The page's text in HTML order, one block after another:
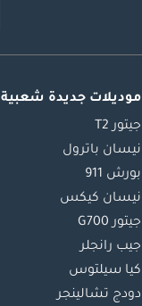
موديلات جديدة شعبية
جيتور T2
نيسان باترول
بورش 911
نيسان كيكس
جيتور G700
جيب رانجلر
كيا سيلتوس
دودج تشالينجر